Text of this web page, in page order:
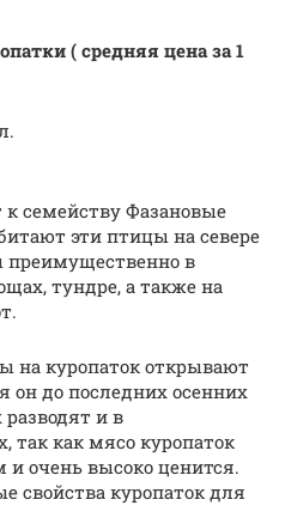
( средняя цена за 1
семейству Фазановые
эти птицы на севере
в
тундре, а также на
на куропаток открывают
он до последних осенних
и в
так как мясо куропаток
и очень высоко ценится.
свойства куропаток для